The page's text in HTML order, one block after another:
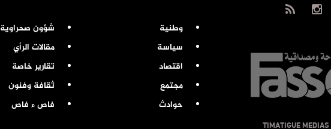
وطنية
سياسة
اقتصاد
مجتمع
حوادث
شؤون صحراوية
مقالات الرأي
تقارير خاصة
ثقافة وفنون
فاص ء فاص